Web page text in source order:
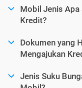
Mobil Jenis Apa
Kredit?
Dokumen yang
Mengajukan
Jenis Suku